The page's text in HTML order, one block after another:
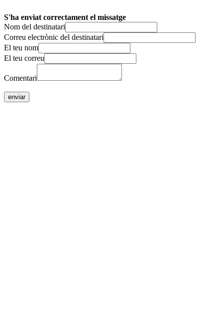
S'ha enviat correctament el missatge
Nom del destinatari
Correu electrònic del destinatari
El teu nom
El teu correu
Comentari